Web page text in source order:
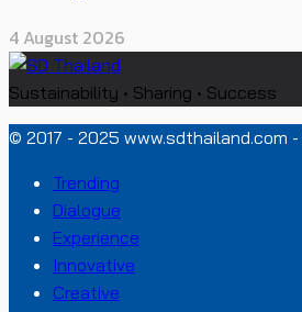
4 August 2026
Sustainability • Sharing • Success
© 2017 - 2025 www.sdthailand.com
Trending
Dialogue
Experience
Innovative
Creative